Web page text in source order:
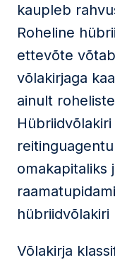
kaupleb
Roheline
ettevõte
võlakirjaga
ainult
omakapitaliks
hübriidvõlakiri
Võlakirja